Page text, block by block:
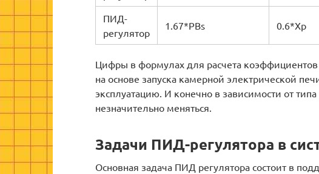
ПИД-
регулятор
1.67*PBs 0.6*Xp
Цифры в формулах для расчета
на основе запуска камерной электрической
эксплуатацию. И конечно в зависимости от
незначительно меняться.
Задачи ПИД-регулятора в
Основная задача ПИД регулятора состоит в